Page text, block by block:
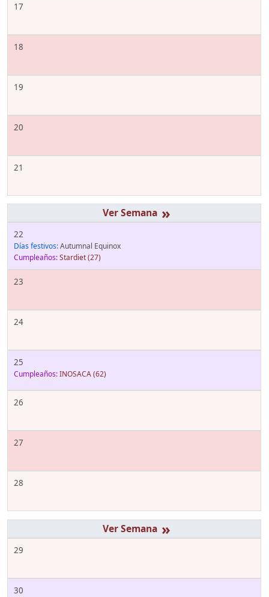
17
18
19
20
21
»
22
Días festivos:Autumnal Equinox
Cumpleaños:Stardiet(27)
23
24
25
Cumpleaños:INOSACA(62)
26
27
28
»
29
30